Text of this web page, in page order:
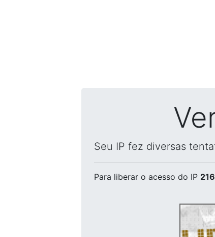
Seu IP fez diversas
Para liberar o acesso do IP